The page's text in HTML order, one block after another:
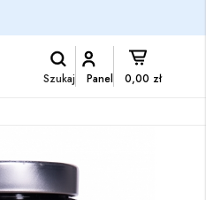
Szukaj Panel 0,00 zł